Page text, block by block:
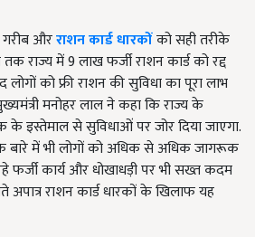
गरीब औरराशन कार्ड धारकोंको सही तरीके
राज्य में 9 लाख फर्जी राशन कार्ड को रद्द
को फ्री राशन की सुविधा का पूरा लाभ
मनोहर लाल ने कहा कि राज्य के
इस्तेमाल से सुविधाओं पर जोर दिया जाएगा.
बारे में भी लोगों को अधिक से अधिक जागरूक
फर्जी कार्य और धोखाधड़ी पर भी सख्त कदम
राशन कार्ड धारकों के खिलाफ यह